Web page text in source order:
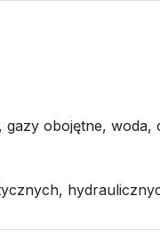
obojętne, woda,